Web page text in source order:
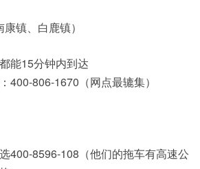
康镇、白鹿镇）
能15分钟内到达
400-806-1670（网点最辘集）
400-8596-108（他们的拖车有高速公